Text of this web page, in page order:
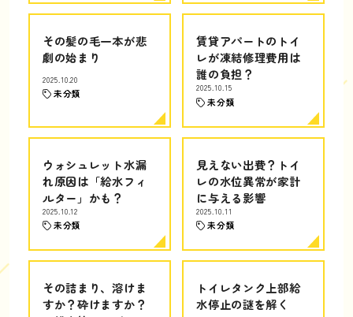
その髪の毛一本が悲
劇の始まり
2025.10.20
未分類
賃貸アパートのトイ
レが凍結修理費用は
誰の負担？
2025.10.15
未分類
ウォシュレット水漏
れ原因は「給水フィ
ルター」かも？
2025.10.12
未分類
見えない出費？トイ
レの水位異常が家計
に与える影響
2025.10.11
未分類
その詰まり、溶けま
すか？砕けますか？
トイレタンク上部給
水停止の謎を解く